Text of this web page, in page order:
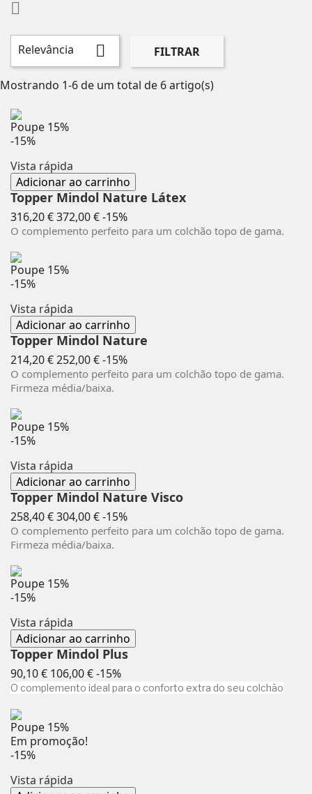

Relevância  FILTRAR
Mostrando 1-6 de um total de 6 artigo(s)
Poupe 15%
-15%
Vista rápida
Adicionar ao carrinho
Topper Mindol Nature Látex
316,20 €Preço
normal
372,00 €-15%Preço
O complemento perfeito para um colchão topo de gama.
Poupe 15%
-15%
Vista rápida
Adicionar ao carrinho
Topper Mindol Nature
214,20 € Preço
normal
252,00 €-15%Preço
O complemento perfeito para um colchão topo de gama.
Firmeza média/baixa.
Poupe 15%
-15%
Vista rápida
Adicionar ao carrinho
Topper Mindol Nature Visco
258,40 €Preço
normal
304,00 €-15%Preço
O complemento perfeito para um colchão topo de gama.
Firmeza média/baixa.
Poupe 15%
-15%
Vista rápida
Adicionar ao carrinho
Topper Mindol Plus
90,10 € Preço
normal
106,00 €-15%Preço
O complemento ideal para o conforto extra do seu colchão
Poupe 15%
Em promoção!
-15%
Vista rápida